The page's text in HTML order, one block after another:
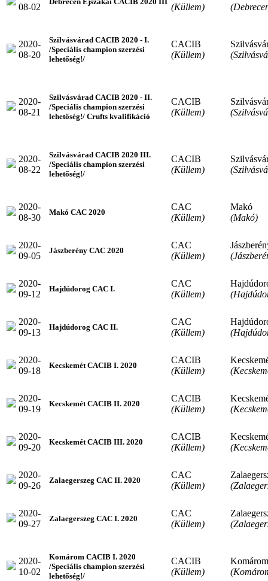
08-02
(Küllem)
2020-
08-20
Szilvásvárad CACIB 2020 - I.
/Speciális champion szerzési
lehetőség!/
CACIB
(Küllem)
2020-
08-21
Szilvásvárad CACIB 2020 - II.
/Speciális champion szerzési
lehetőség!/ Crufts kvalifikáció
CACIB
(Küllem)
2020-
08-22
Szilvásvárad CACIB 2020 III.
/Speciális champion szerzési
lehetőség!/
CACIB
(Küllem)
2020-
08-30
Makó CAC 2020
CAC
(Küllem)
Makó
(Makó)
2020-
09-05
Jászberény CAC 2020
CAC
(Küllem)
2020-
09-12
Hajdúdorog CAC I.
CAC
(Küllem)
2020-
09-13
Hajdúdorog CAC II.
CAC
(Küllem)
2020-
09-18
Kecskemét CACIB I. 2020
CACIB
(Küllem)
2020-
09-19
Kecskemét CACIB II. 2020
CACIB
(Küllem)
2020-
09-20
Kecskemét CACIB III. 2020
CACIB
(Küllem)
2020-
09-26
Zalaegerszeg CAC II. 2020
CAC
(Küllem)
2020-
09-27
Zalaegerszeg CAC I. 2020
CAC
(Küllem)
2020-
10-02
Komárom CACIB I. 2020
/Speciális champion szerzési
lehetőség!/
CACIB
(Küllem)
Komárom